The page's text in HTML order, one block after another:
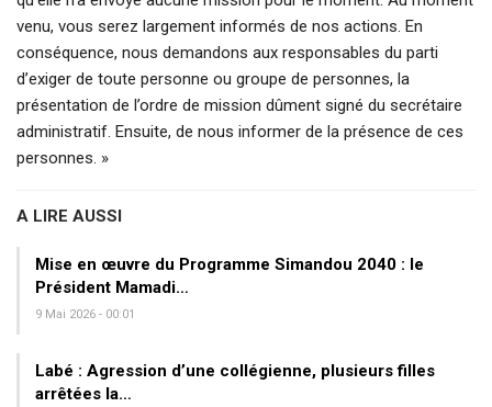
venu, vous serez largement informés de nos actions. En
conséquence, nous demandons aux responsables du parti
d’exiger de toute personne ou groupe de personnes, la
présentation de l’ordre de mission dûment signé du secrétaire
administratif. Ensuite, de nous informer de la présence de ces
personnes. »
A LIRE AUSSI
Mise en œuvre du Programme Simandou 2040 : le
Président Mamadi…
9 Mai 2026 - 00:01
Labé : Agression d’une collégienne, plusieurs filles
arrêtées la…